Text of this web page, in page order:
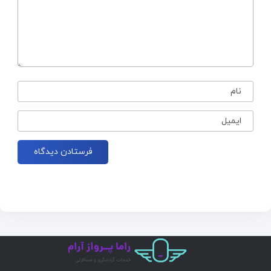
نام
ایمیل